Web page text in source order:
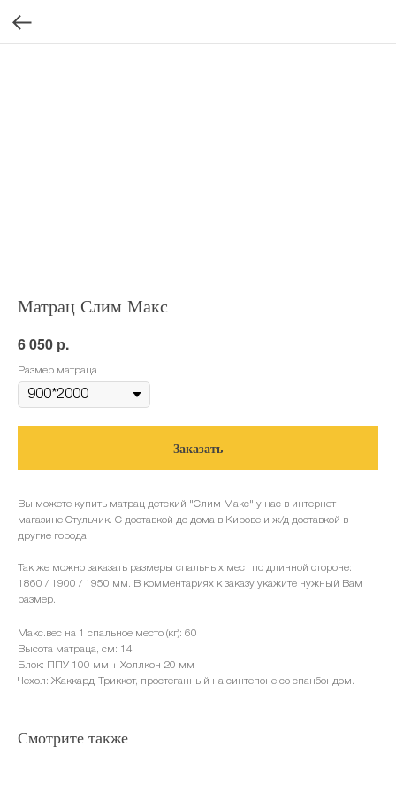
Матрац Слим Макс
6 050 р.
Размер матраца
Заказать
Вы можете купить матрац детский "Слим Макс" у нас в интернет-
магазине Стульчик. С доставкой до дома в Кирове и ж/д доставкой в
другие города.
Так же можно заказать размеры спальных мест по длинной стороне:
1860 / 1900 / 1950 мм. В комментариях к заказу укажите нужный Вам
размер.
Макс.вес на 1 спальное место (кг): 60
Высота матраца, см: 14
Блок: ППУ 100 мм + Холлкон 20 мм
Чехол: Жаккард-Триккот, простеганный на синтепоне со спанбондом.
Смотрите также